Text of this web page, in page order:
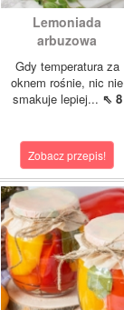
Lemoniada
arbuzowa
Gdy temperatura za
oknem rośnie, nic nie
smakuje lepiej... ⇖ 8
Zobacz przepis!